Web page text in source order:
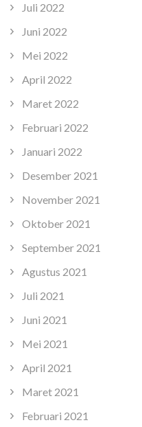
Juli 2022
Juni 2022
Mei 2022
April 2022
Maret 2022
Februari 2022
Januari 2022
Desember 2021
November 2021
Oktober 2021
September 2021
Agustus 2021
Juli 2021
Juni 2021
Mei 2021
April 2021
Maret 2021
Februari 2021